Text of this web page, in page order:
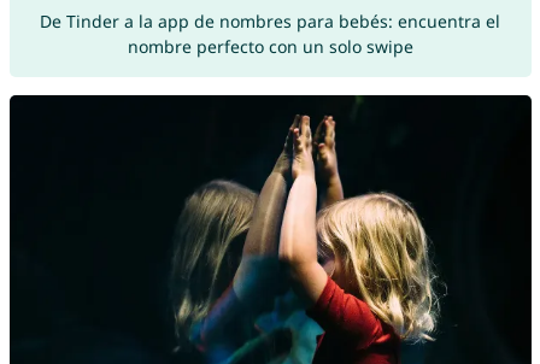
De Tinder a la app de nombres para bebés: encuentra el
nombre perfecto con un solo swipe